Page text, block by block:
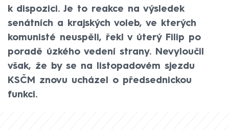
k dispozici. Je to reakce na výsledek
senátních a krajských voleb, ve kterých
komunisté neuspěli, řekl v úterý Filip po
poradě úzkého vedení strany. Nevyloučil
však, že by se na listopadovém sjezdu
KSČM znovu ucházel o předsednickou
funkci.